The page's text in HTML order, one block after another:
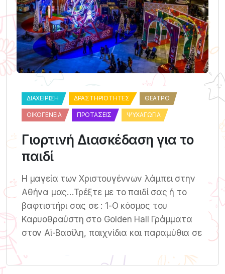
ΔΙΑΧΕΊΡΙΣΗ ΔΡΑΣΤΗΡΙΌΤΗΤΕΣ ΘΈΑΤΡΟ
ΟΙΚΟΓΈΝΕΙΑ ΠΡΟΤΆΣΕΙΣ ΨΥΧΑΓΩΓΊΑ
Γιορτινή Διασκέδαση για το
παιδί
Η μαγεία των Χριστουγέννων λάμπει στην
Αθήνα μας…Τρέξτε με το παιδί σας ή το
βαφτιστήρι σας σε : 1-O κόσμος του
Καρυοθραύστη στο Golden Hall Γράμματα
στον Αϊ-Βασίλη, παιχνίδια και παραμύθια σε